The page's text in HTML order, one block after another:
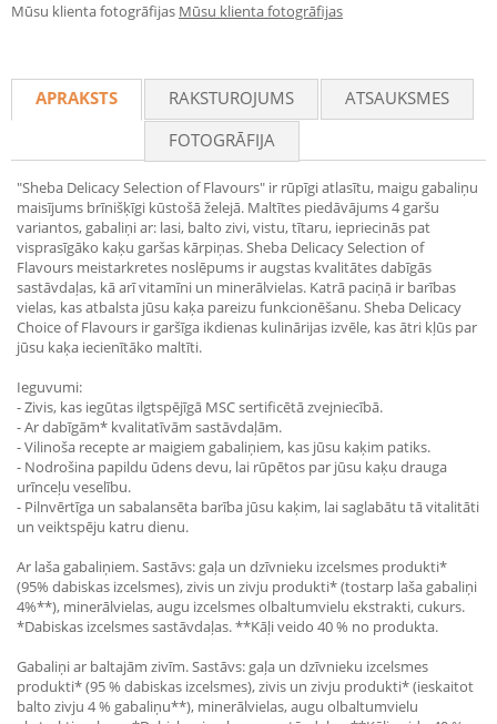
Mūsu klienta fotogrāfijas Mūsu klienta fotogrāfijas
APRAKSTS RAKSTUROJUMS
ATSAUKSMES
FOTOGRĀFIJA
"Sheba Delicacy Selection of Flavours" ir rūpīgi atlasītu, maigu gabaliņu
maisījums brīnišķīgi kūstošā želejā. Maltītes piedāvājums 4 garšu
variantos, gabaliņi ar: lasi, balto zivi, vistu, tītaru, iepriecinās pat
visprasīgāko kaķu garšas kārpiņas. Sheba Delicacy Selection of
Flavours meistarkretes noslēpums ir augstas kvalitātes dabīgās
sastāvdaļas, kā arī vitamīni un minerālvielas. Katrā paciņā ir barības
vielas, kas atbalsta jūsu kaķa pareizu funkcionēšanu. Sheba Delicacy
Choice of Flavours ir garšīga ikdienas kulinārijas izvēle, kas ātri kļūs par
jūsu kaķa iecienītāko maltīti.
Ieguvumi:
- Zivis, kas iegūtas ilgtspējīgā MSC sertificētā zvejniecībā.
- Ar dabīgām* kvalitatīvām sastāvdaļām.
- Vilinoša recepte ar maigiem gabaliņiem, kas jūsu kaķim patiks.
- Nodrošina papildu ūdens devu, lai rūpētos par jūsu kaķu drauga
urīnceļu veselību.
- Pilnvērtīga un sabalansēta barība jūsu kaķim, lai saglabātu tā vitalitāti
un veiktspēju katru dienu.
Ar laša gabaliņiem. Sastāvs: gaļa un dzīvnieku izcelsmes produkti*
(95% dabiskas izcelsmes), zivis un zivju produkti* (tostarp laša gabaliņi
4%**), minerālvielas, augu izcelsmes olbaltumvielu ekstrakti, cukurs.
*Dabiskas izcelsmes sastāvdaļas. **Kāļi veido 40 % no produkta.
Gabaliņi ar baltajām zivīm. Sastāvs: gaļa un dzīvnieku izcelsmes
produkti* (95 % dabiskas izcelsmes), zivis un zivju produkti* (ieskaitot
balto zivju 4 % gabaliņu**), minerālvielas, augu olbaltumvielu